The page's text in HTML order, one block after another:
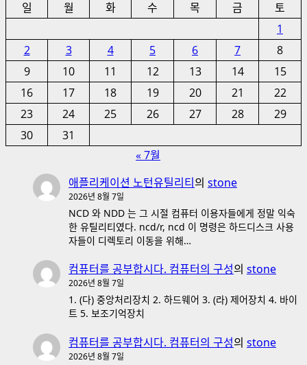
일
월 화 수 목 금
토
1
2
3 4 5 6 7
8
9
10 11 12 13 14
15
16
17 18 19 20 21
22
23
24 25 26 27 28
29
30
31
« 7월
애플리케이션 노턴유틸리티의 stone
2026년 8월 7일
NCD 와 NDD 는 그 시절 컴퓨터 이용자들에게 정말 익숙
한 유틸리티였다. ncd/r, ncd 이 명령은 하드디스크 사용
자들이 디렉토리 이동을 위해…
컴퓨터를 공부합시다. 컴퓨터의 구성의 stone
2026년 8월 7일
1. (다) 중앙처리장치 2. 하드웨어 3. (라) 제어장치 4. 바이
트 5. 보조기억장치
컴퓨터를 공부합시다. 컴퓨터의 구성의 stone
2026년 8월 7일